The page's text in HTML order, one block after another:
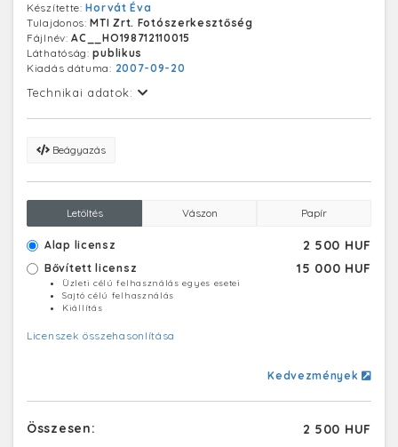
Készítette:Horvát Éva
Tulajdonos:MTI Zrt. Fotószerkesztőség
Fájlnév:AC__HO198712110015
Láthatóság:publikus
Kiadás dátuma: 2007-09-20
Technikai adatok:
Beágyazás
Letöltés Vászon Papír
Alap licensz 2 500 HUF
Bővített licensz 15 000 HUF
Üzleti célú felhasználás egyes esetei
Sajtó célú felhasználás
Kiállítás
Licenszek összehasonlítása
Kedvezmények
Összesen: 2 500 HUF